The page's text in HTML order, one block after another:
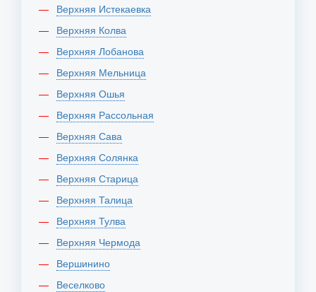
Верхняя Истекаевка
Верхняя Колва
Верхняя Лобанова
Верхняя Мельница
Верхняя Ошья
Верхняя Рассольная
Верхняя Сава
Верхняя Солянка
Верхняя Старица
Верхняя Талица
Верхняя Тулва
Верхняя Чермода
Вершинино
Веселково